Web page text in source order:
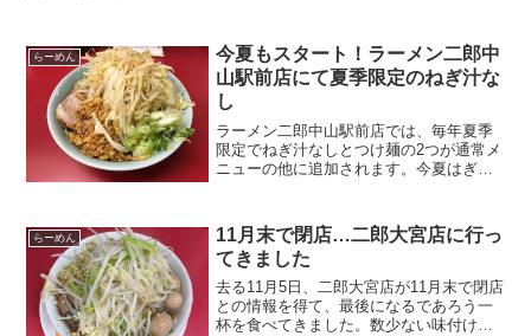
らーめん
今夏もスタート！ラーメン二郎中
山駅前店にて夏季限定のねぎ汁な
し
ラーメン二郎中山駅前店では、毎年夏季
限定でねぎ汁なしとつけ麺の2つが通常メ
ニューの他に追加されます。今夏はぎょ
です。私はねぎ汁なしもつけ麺も食べた
事がありますが、つ...
らーめん
11月末で閉店…二郎大宮店に行っ
てきました
去る11月5日、二郎大宮店が11月末で閉店
との情報を得て、最後になるであろう一
杯を食べてきました。数少ない味付けう